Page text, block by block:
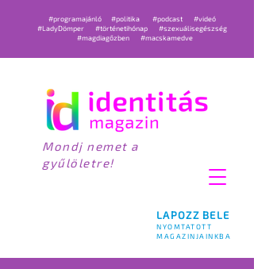
LAPOZZ BELE
NYOMTATOTT
MAGAZINJAINKBA
#programajánló #politika #podcast
#videó
#LadyDömper
#történetihónap
#szexuálisegészség
#magdiagőzben
#macskamedve
Mondj nemet a
gyűlöletre!